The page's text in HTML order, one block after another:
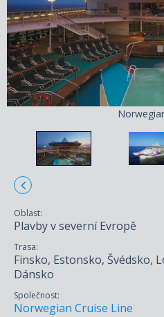
Oblast:
Plavby v severní Evropě
Trasa:
Finsko, Estonsko, Švédsko,
Dánsko
Společnost:
Norwegian Cruise Line